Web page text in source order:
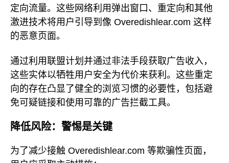
定向流量。这些网络利用弹出窗口、重定向和其他
激进技术将用户引导到像 Overedishlear.com 这样
的恶意页面。
通过利用联盟计划并通过非法手段获取广告收入，
这些实体以牺牲用户安全为代价来获利。这些重定
向的存在凸显了健全的浏览习惯的必要性，包括避
免可疑链接和使用可靠的广告拦截工具。
降低风险：警惕是关键
为了减少接触 Overedishlear.com 等欺骗性页面，